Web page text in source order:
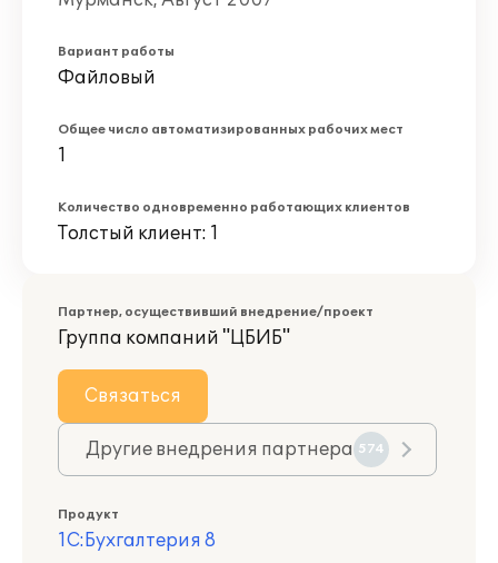
Вариант работы
Файловый
Общее число автоматизированных рабочих мест
1
Количество одновременно работающих клиентов
Толстый клиент: 1
Партнер, осуществивший внедрение/проект
Группа компаний "ЦБИБ"
Связаться
Другие внедрения партнера 574
Продукт
1С:Бухгалтерия 8